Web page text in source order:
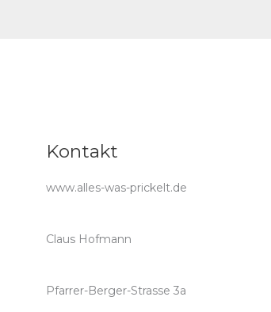
Kontakt
www.alles-was-prickelt.de
Claus Hofmann
Pfarrer-Berger-Strasse 3a